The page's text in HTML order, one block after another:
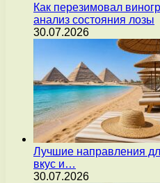
Как перезимовал
анализ состояния лозы
30.07.2026
Лучшие направления
вкус и…
30.07.2026